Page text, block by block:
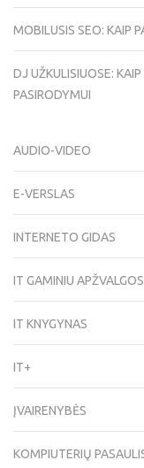
MOBILUSIS SEO: KAIP
DJ UŽKULISIUOSE:
PASIRODYMUI
AUDIO-VIDEO
E-VERSLAS
INTERNETO GIDAS
IT GAMINIU APŽVALGOS
IT KNYGYNAS
IT+
ĮVAIRENYBĖS
KOMPIUTERIŲ